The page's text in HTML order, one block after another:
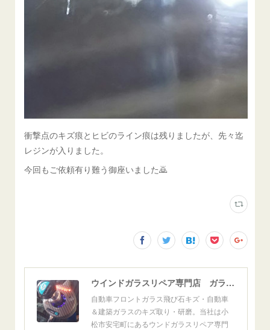
衝撃点のキズ痕とヒビのライン痕は残りましたが、先々迄
レジンが入りました。
今回もご依頼有り難う御座いました🙇
ウインドガラスリペア専門店 ガラスリペア・ヨシダ グラスウェルドジャパン 正規施工店 小松市
自動車フロントガラス飛び石キズ・自動車
＆建築ガラスのキズ取り・研磨。当社は小
松市安宅町にあるウンドガラスリペア専門